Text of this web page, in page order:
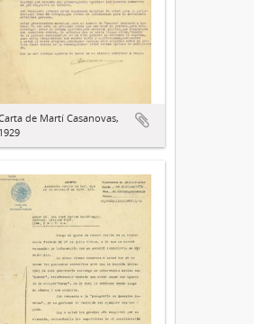
de Martí Casanovas,
1929